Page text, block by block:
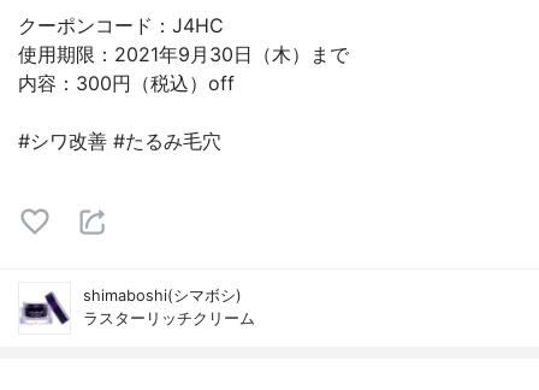
クーポンコード：J4HC
使用期限：2021年9月30日（木）まで
内容：300円（税込）off
#シワ改善 #たるみ毛穴
shimaboshi(シマボシ)
ラスターリッチクリーム